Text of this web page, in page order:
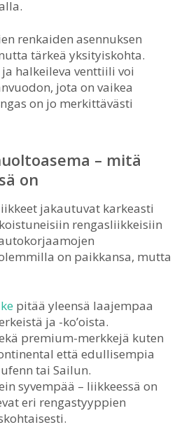
renkaiden asennuksen
tärkeä yksityiskohta.
halkeileva venttiili voi
jota on vaikea
on jo merkittävästi
– mitä
on
jakautuvat karkeasti
rengasliikkeisiin
on paikkansa, mutta
pitää yleensä laajempaa
ja -ko’oista.
premium-merkkejä kuten
että edullisempia
tai Sailun.
syvempää – liikkeessä on
eri rengastyyppien